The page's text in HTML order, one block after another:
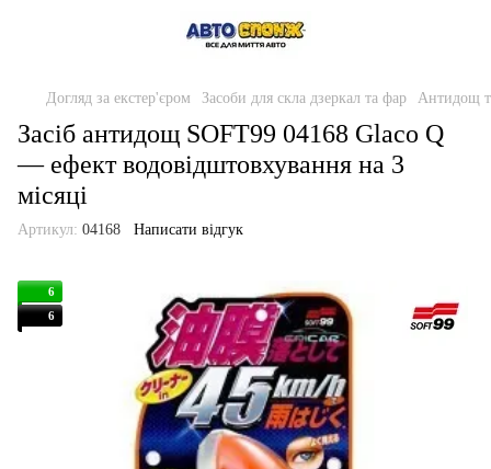
Догляд за екстер'єром Засоби для скла дзеркал та фар Антидощ
Засіб антидощ SOFT99 04168 Glaco Q
— ефект водовідштовхування на 3
місяці
Артикул: 04168 Написати відгук
6
6